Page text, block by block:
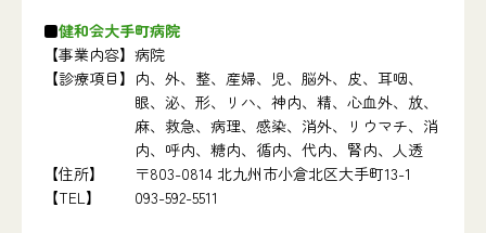
健和会大手町病院
【事業内容】 病院
【診療項目】 内、外、整、産婦、児、脳外、皮、耳咽、
眼、泌、形、リハ、神内、精、心血外、放、
麻、救急、病理、感染、消外、リウマチ、消
内、呼内、糖内、循内、代内、腎内、人透
【住所】
〒803-0814 北九州市小倉北区大手町13-1
【TEL】
093-592-5511